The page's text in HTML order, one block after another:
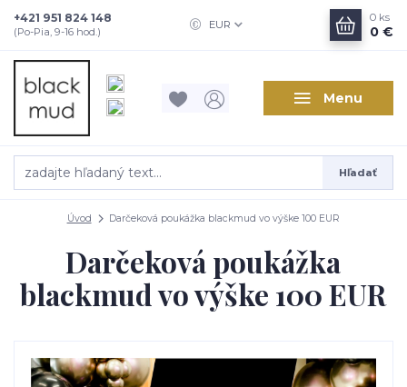
Menu
EUR
Hľadať
+421 951 824 148
(Po-Pia, 9-16 hod.)
0 ks
0 €
Úvod Darčeková poukážka blackmud vo výške 100 EUR
Darčeková poukážka
blackmud vo výške 100 EUR